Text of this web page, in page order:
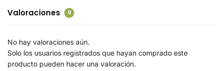
Valoraciones 0
No hay valoraciones aún.
Solo los usuarios registrados que hayan comprado este
producto pueden hacer una valoración.